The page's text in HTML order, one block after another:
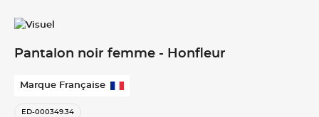
Pantalon noir femme - Honfleur
Marque Française
ED-000349.34